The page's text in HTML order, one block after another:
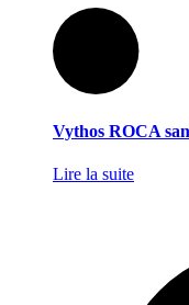
Vythos ROCA
Lire la suite